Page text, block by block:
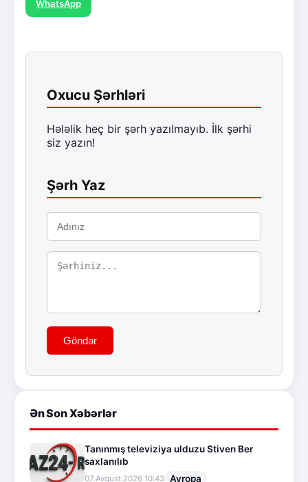
WhatsApp
Oxucu Şərhləri
Hələlik heç bir şərh yazılmayıb. İlk şərhi
siz yazın!
Şərh Yaz
Göndər
Ən Son Xəbərlər
Tanınmış televiziya ulduzu Stiven Ber
saxlanılıb
07.Avqust.2026 10:43 Avropa